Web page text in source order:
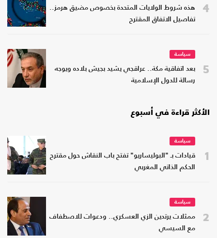
4
هذه شروط الولايات المتحدة بخصوص مضيق هرمز..
تفاصيل الاتفاق المقترح
5
سياسة
بعد اتفاقية مكة.. عراقجي يشيد بجيش بلاده ويوجه
رسالة للدول الإسلامية
الأكثر قراءة في أسبوع
1
سياسة
قيادات بـ "البوليساريو" تفتح باب النقاش حول مقترح
الحكم الذاتي المغربي
2
سياسة
ممثلات يرتدين الزي العسكري.. ودعوات للاصطفاف
مع السيسي